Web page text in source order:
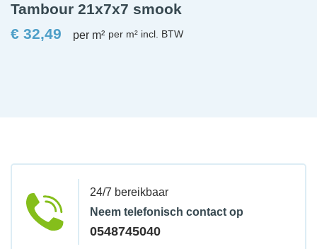
Tambour 21x7x7 smook
€ 32,49 per m²
24/7 bereikbaar
Neem telefonisch contact op
0548745040